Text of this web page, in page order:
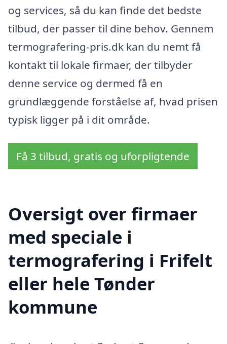
og services, så du kan finde det bedste
tilbud, der passer til dine behov. Gennem
termografering-pris.dk kan du nemt få
kontakt til lokale firmaer, der tilbyder
denne service og dermed få en
grundlæggende forståelse af, hvad prisen
typisk ligger på i dit område.
Få 3 tilbud, gratis og uforpligtende
Oversigt over firmaer
med speciale i
termografering i Frifelt
eller hele Tønder
kommune